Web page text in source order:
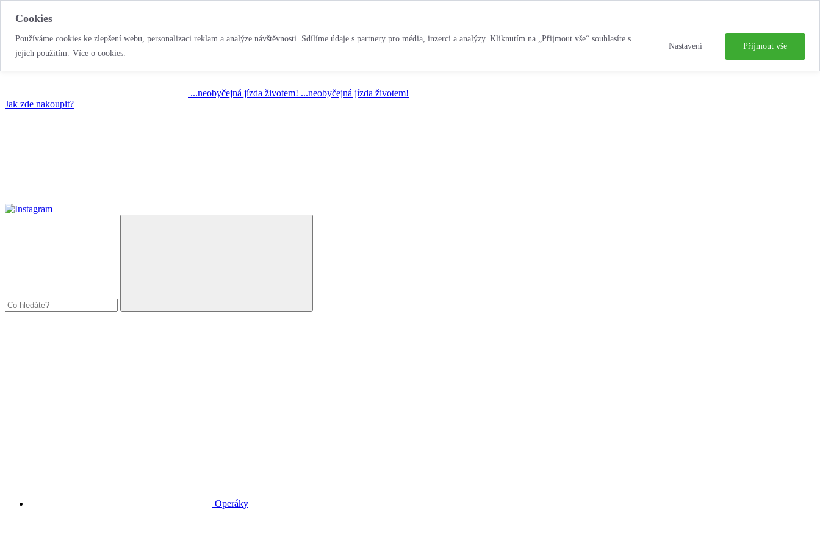
Cookies
Používáme cookies ke zlepšení webu, personalizaci reklam a analýze návštěvnosti. Sdílíme údaje s partnery pro média, inzerci a analýzy. Kliknutím na „Přijmout vše“ souhlasíte s
jejich použitím. Více o cookies.
Nastavení Přijmout vše
...neobyčejná jízda životem! ...neobyčejná jízda životem!
Jak zde nakoupit?
Operáky